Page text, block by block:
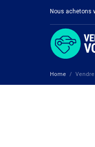
Nous achetons
Home